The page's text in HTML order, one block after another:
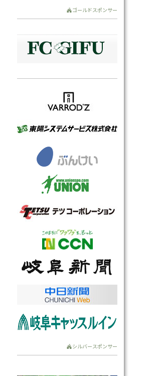
ゴールドスポンサー
シルバースポンサー